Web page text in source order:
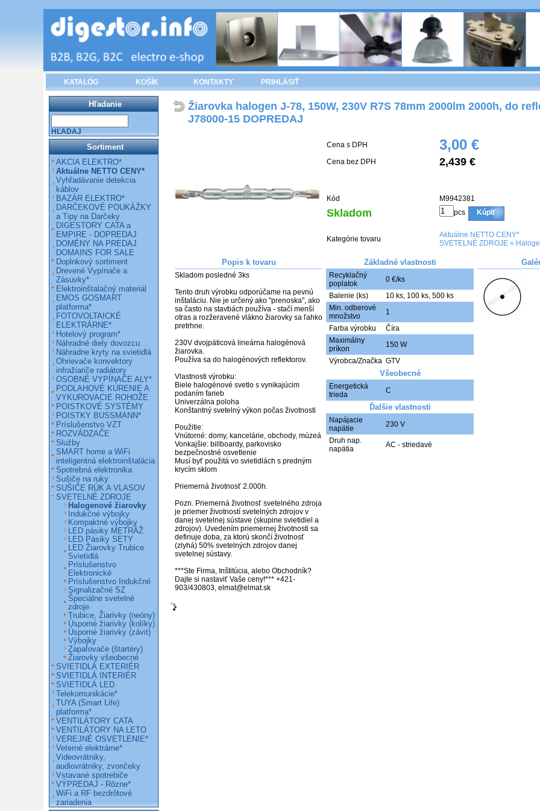
KATALÓG KOŠÍK KONTAKTY PRIHLÁSIŤ
Žiarovka halogen J-78, 150W, 230V R7S 78mm 2000lm 2000h, do
J78000-15 DOPREDAJ
Cena s DPH 3,00 €
Cena bez DPH 2,439 €
Kód M9942381
Skladom pcs Kúpiť
Kategórie tovaru
Aktuálne NETTO CENY*
SVETELNÉ ZDROJE »
Popis k tovaru
Skladom posledné 3ks
Tento druh výrobku odporúčame na pevnú
inštaláciu. Nie je určený ako "prenoska", ako
sa často na stavbách používa - stačí menší
otras a rozžeravené vlákno žiarovky sa ľahko
pretrhne.
230V dvojpäticová lineárna halogénová
žiarovka.
Používa sa do halogénových reflektorov.
Vlastnosti výrobku:
Biele halogénové svetlo s vynikajúcim
podaním farieb
Univerzálna poloha
Konštantný svetelný výkon počas životnosti
Použitie:
Vnútorné: domy, kancelárie, obchody, múzeá
Vonkajšie: billboardy, parkovisko
bezpečnostné osvetlenie
Musí byť použitá vo svietidlách s predným
krycím sklom
Priemerná životnosť 2.000h.
Pozn. Priemerná životnosť svetelného zdroja
je priemer životností svetelných zdrojov v
danej svetelnej sústave (skupine svietidiel a
zdrojov). Uvedením priemernej životnosti sa
definuje doba, za ktorú skončí životnosť
(zlyhá) 50% svetelných zdrojov danej
svetelnej sústavy.
***Ste Firma, Inštitúcia, alebo Obchodník?
Dajte si nastaviť Vaše ceny!*** +421-
903/430803, elmat@elmat.sk
Základné vlastnosti
Recyklačný
poplatok
0 €/ks
Balenie (ks)
10 ks, 100 ks, 500 ks
Min. odberové
množstvo
1
Farba výrobku
Číra
Maximálny
príkon
150 W
Výrobca/Značka GTV
Všeobecné
Energetická
trieda
C
Ďalšie vlastnosti
Napájacie
napätie
230 V
Druh nap.
napätia
AC - striedavé
Hľadanie
HĽADAJ
Sortiment
AKCIA ELEKTRO*
Aktuálne NETTO CENY*
Vyhľadávanie detekcia
káblov
BAZÁR ELEKTRO*
DARČEKOVÉ POUKÁŽKY
a Tipy na Darčeky
DIGESTORY CATA a
EMPIRE - DOPREDAJ
DOMÉNY NA PREDAJ
DOMAINS FOR SALE
Doplnkový sortiment
Drevené Vypínače a
Zásuvky*
Elektroinštalačný materiál
EMOS GOSMART
platforma*
FOTOVOLTAICKÉ
ELEKTRÁRNE*
Hotelový program*
Náhradné diely dovozcu
Náhradne kryty na svietidlá
Ohrievače konvektory
infražiariče radiátory
OSOBNÉ VYPÍNAČE ALY*
PODLAHOVÉ KÚRENIE A
VYKUROVACIE ROHOŽE
POISTKOVÉ SYSTÉMY
POISTKY BUSSMANN*
Príslušenstvo VZT
ROZVÁDZAČE
Služby
SMART home a WiFi
inteligentná elektroinštalácia
Spotrebná elektronika
Sušiče na ruky
SUŠIČE RÚK A VLASOV
SVETELNÉ ZDROJE
Halogenové žiarovky
Indukčné výbojky
Kompaktné výbojky
LED pásiky METRÁŽ
LED Pásiky SETY
LED Žiarovky Trubice
Svietidlá
Príslušenstvo
Elektronické
Príslušenstvo Indukčné
Signalizačné SZ
Špeciálne svetelné
zdroje
Trubice, Žiarivky (neóny)
Úsporné žiarivky (kolíky)
Úsporné žiarivky (závit)
Výbojky
Zapaľovače (štartéry)
Žiarovky všeobecné
SVIETIDLÁ EXTERIÉR
SVIETIDLÁ INTERIÉR
SVIETIDLÁ LED
Telekomunikácie*
TUYA (Smart Life)
platforma*
VENTILÁTORY CATA
VENTILÁTORY NA LETO
VEREJNÉ OSVETLENIE*
Veterné elektrárne*
Videovrátniky,
audiovrátniky, zvončeky
Vstavané spotrebiče
VÝPREDAJ - Rôzne*
WiFi a RF bezdrôtové
zariadenia